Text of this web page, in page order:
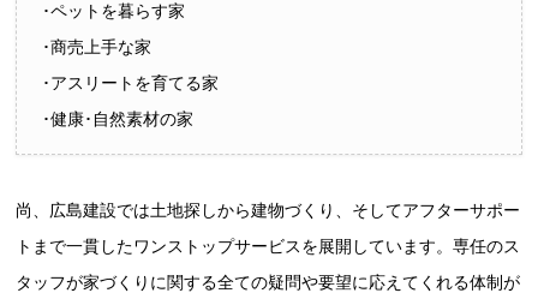
･ペットを暮らす家
･商売上手な家
･アスリートを育てる家
･健康･自然素材の家
尚、広島建設では土地探しから建物づくり、そしてアフターサポー
トまで一貫したワンストップサービスを展開しています。専任のス
タッフが家づくりに関する全ての疑問や要望に応えてくれる体制が